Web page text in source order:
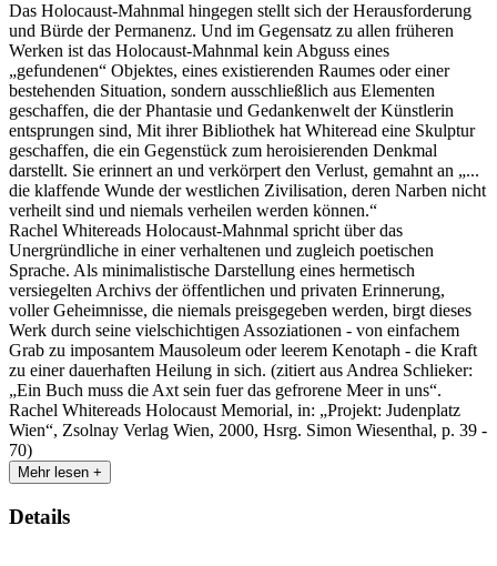
Das Holocaust-Mahnmal hingegen stellt sich der Herausforderung
und Bürde der Permanenz. Und im Gegensatz zu allen früheren
Werken ist das Holocaust-Mahnmal kein Abguss eines
„gefundenen“ Objektes, eines existierenden Raumes oder einer
bestehenden Situation, sondern ausschließlich aus Elementen
geschaffen, die der Phantasie und Gedankenwelt der Künstlerin
entsprungen sind, Mit ihrer Bibliothek hat Whiteread eine Skulptur
geschaffen, die ein Gegenstück zum heroisierenden Denkmal
darstellt. Sie erinnert an und verkörpert den Verlust, gemahnt an „...
die klaffende Wunde der westlichen Zivilisation, deren Narben nicht
verheilt sind und niemals verheilen werden können.“
Rachel Whitereads Holocaust-Mahnmal spricht über das
Unergründliche in einer verhaltenen und zugleich poetischen
Sprache. Als minimalistische Darstellung eines hermetisch
versiegelten Archivs der öffentlichen und privaten Erinnerung,
voller Geheimnisse, die niemals preisgegeben werden, birgt dieses
Werk durch seine vielschichtigen Assoziationen - von einfachem
Grab zu imposantem Mausoleum oder leerem Kenotaph - die Kraft
zu einer dauerhaften Heilung in sich. (zitiert aus Andrea Schlieker:
„Ein Buch muss die Axt sein fuer das gefrorene Meer in uns“.
Rachel Whitereads Holocaust Memorial, in: „Projekt: Judenplatz
Wien“, Zsolnay Verlag Wien, 2000, Hsrg. Simon Wiesenthal, p. 39 -
70)
Mehr lesen +
Details